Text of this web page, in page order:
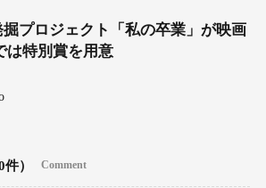
プロジェクト「私の卒業」が映画
は特別賞を用意
件） Comment